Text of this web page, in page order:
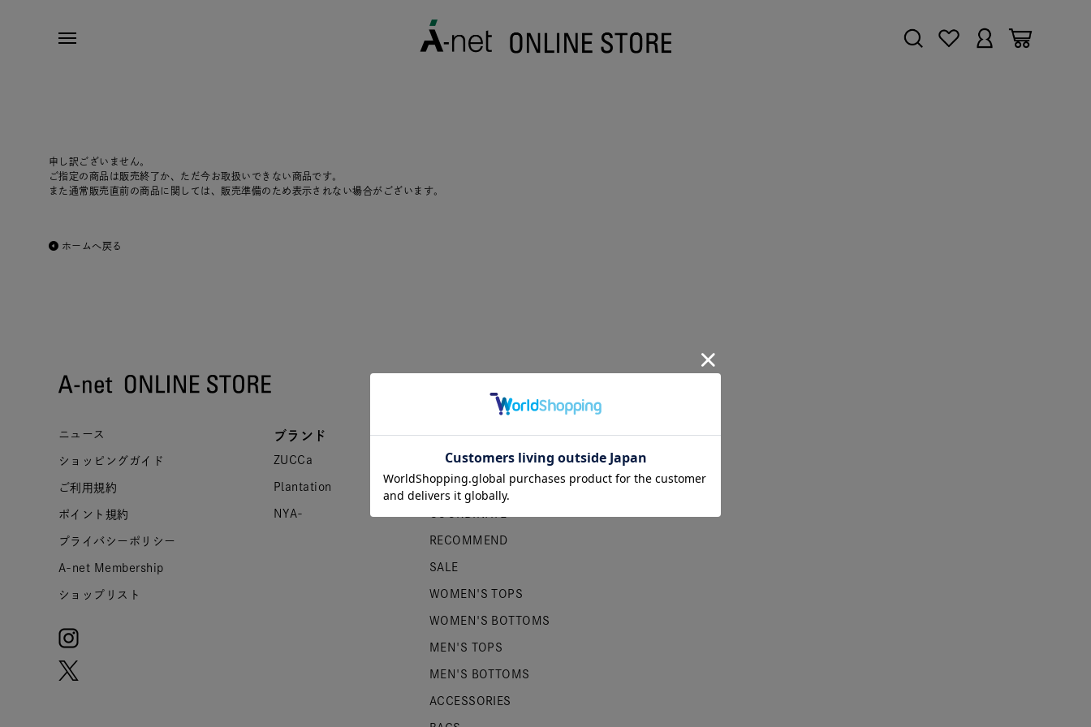
申し訳ございません。
ご指定の商品は販売終了か、ただ今お取扱いできない商品です。
また通常販売直前の商品に関しては、販売準備のため表示されない場合がございます。
ホームへ戻る
ニュース
ショッピングガイド
ご利用規約
ポイント規約
プライバシーポリシー
A-net Membership
ショップリスト
ブランド
ZUCCa
Plantation
NYA-
カテゴリー
NEW ITEMS
PRE ORDER
RECOMMEND
SALE
WOMEN'S TOPS
WOMEN'S BOTTOMS
MEN'S TOPS
MEN'S BOTTOMS
ACCESSORIES